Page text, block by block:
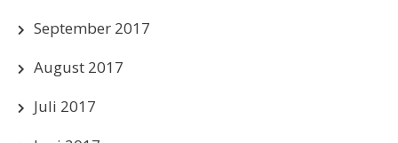
September 2017
August 2017
Juli 2017